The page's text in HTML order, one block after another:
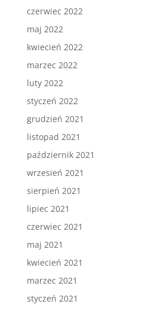
czerwiec 2022
maj 2022
kwiecień 2022
marzec 2022
luty 2022
styczeń 2022
grudzień 2021
listopad 2021
październik 2021
wrzesień 2021
sierpień 2021
lipiec 2021
czerwiec 2021
maj 2021
kwiecień 2021
marzec 2021
styczeń 2021